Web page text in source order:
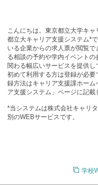
こんにちは。東京都立大学キャ
都立大キャリア支援システム*
いる企業からの求人票が閲覧
る相談の予約や学内イベント
関わる幅広いサービスを提供し
初めて利用する方は登録が必
録方法はキャリア支援課ホー
ア支援システム」ページに記載
*当システムは株式会社キャリ
別のWEBサービスです。
学校